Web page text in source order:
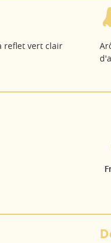
reflet vert clair